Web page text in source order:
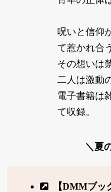
呪いと信仰
て惹かれ合
その想いは
二人は激動
電子書籍は
て収録。
＼夏
【DMMブ